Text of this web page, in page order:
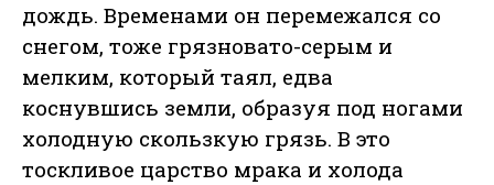
дождь. Временами он перемежался со
снегом, тоже грязновато-серым и
мелким, который таял, едва
коснувшись земли, образуя под ногами
холодную скользкую грязь. В это
тоскливое царство мрака и холода